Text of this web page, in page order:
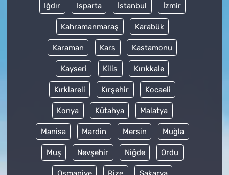
Iğdır Isparta İstanbul İzmir
Kahramanmaraş Karabük
Karaman Kars Kastamonu
Kayseri Kilis Kırıkkale
Kırklareli Kırşehir Kocaeli
Konya Kütahya Malatya
Manisa Mardin Mersin Muğla
Muş Nevşehir Niğde Ordu